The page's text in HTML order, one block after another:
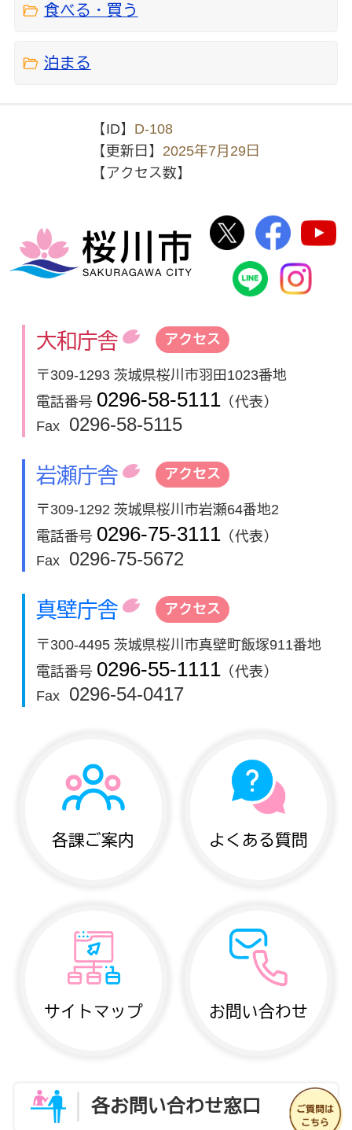
食べる・買う
泊まる
【ID】 D-108
【更新日】 2025年7月29日
【アクセス数】
桜川市
桜川市公式
桜川
桜川市公
大和庁舎 アクセス
〒309-1293 茨城県桜川市羽田1023番地
電話番号 0296-58-5111 （代表）
Fax
0296-58-5115
岩瀬庁舎 アクセス
〒309-1292 茨城県桜川市岩瀬64番地2
電話番号 0296-75-3111 （代表）
Fax
0296-75-5672
真壁庁舎 アクセス
〒300-4495 茨城県桜川市真壁町飯塚911番地
電話番号 0296-55-1111 （代表）
Fax
0296-54-0417
各課ご案内 よくある質問
サイトマップ お問い合わせ
各お問い合わせ窓口